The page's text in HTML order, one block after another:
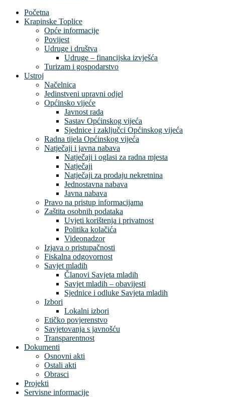
Početna
Krapinske Toplice
Opće informacije
Povijest
Udruge i društva
Udruge – financijska izvješća
Turizam i gospodarstvo
Ustroj
Načelnica
Jedinstveni upravni odjel
Općinsko vijeće
Javnost rada
Sastav Općinskog vijeća
Sjednice i zaključci Općinskog vijeća
Radna tijela Općinskog vijeća
Natječaji i javna nabava
Natječaji i oglasi za radna mjesta
Natječaji
Natječaji za prodaju nekretnina
Jednostavna nabava
Javna nabava
Pravo na pristup informacijama
Zaštita osobnih podataka
Uvjeti korištenja i privatnost
Politika kolačića
Videonadzor
Izjava o pristupačnosti
Fiskalna odgovornost
Savjet mladih
Članovi Savjeta mladih
Savjet mladih – obavijesti
Sjednice i odluke Savjeta mladih
Izbori
Lokalni izbori
Etičko povjerenstvo
Savjetovanja s javnošću
Transparentnost
Dokumenti
Osnovni akti
Ostali akti
Obrasci
Projekti
Servisne informacije